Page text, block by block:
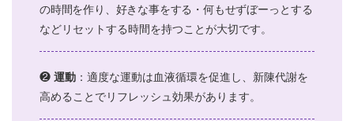
の時間を作り、好きな事をする・何もせずぼーっとする
などリセットする時間を持つことが大切です。
❷ 運動 ：適度な運動は血液循環を促進し、新陳代謝を
高めることでリフレッシュ効果があります。